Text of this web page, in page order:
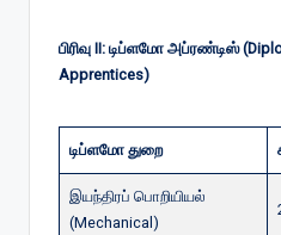
பிரிவு II: டிப்ளமோ அப்ரண்டிஸ்
Apprentices)
டிப்ளமோ துறை
இயந்திரப் பொறியியல்
(Mechanical)